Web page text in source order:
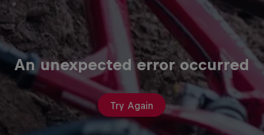
An unexpected error occurred
Try Again